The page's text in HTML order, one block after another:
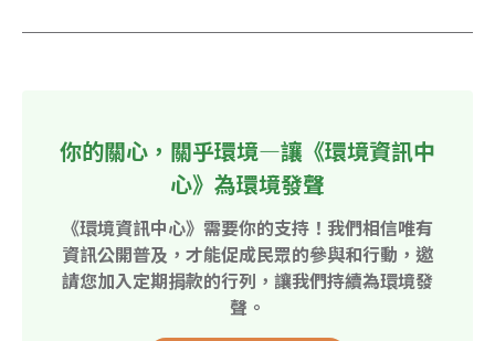
你的關心，關乎環境—讓《環境資訊中
心》為環境發聲
《環境資訊中心》需要你的支持！我們相信唯有
資訊公開普及，才能促成民眾的參與和行動，邀
請您加入定期捐款的行列，讓我們持續為環境發
聲。